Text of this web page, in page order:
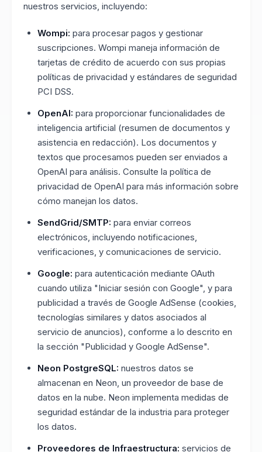
nuestros servicios, incluyendo:
Wompi: para procesar pagos y gestionar
suscripciones. Wompi maneja información de
tarjetas de crédito de acuerdo con sus propias
políticas de privacidad y estándares de seguridad
PCI DSS.
OpenAI: para proporcionar funcionalidades de
inteligencia artificial (resumen de documentos y
asistencia en redacción). Los documentos y
textos que procesamos pueden ser enviados a
OpenAI para análisis. Consulte la política de
privacidad de OpenAI para más información sobre
cómo manejan los datos.
SendGrid/SMTP: para enviar correos
electrónicos, incluyendo notificaciones,
verificaciones, y comunicaciones de servicio.
Google: para autenticación mediante OAuth
cuando utiliza "Iniciar sesión con Google", y para
publicidad a través de Google AdSense (cookies,
tecnologías similares y datos asociados al
servicio de anuncios), conforme a lo descrito en
la sección "Publicidad y Google AdSense".
Neon PostgreSQL: nuestros datos se
almacenan en Neon, un proveedor de base de
datos en la nube. Neon implementa medidas de
seguridad estándar de la industria para proteger
los datos.
Proveedores de Infraestructura: servicios de